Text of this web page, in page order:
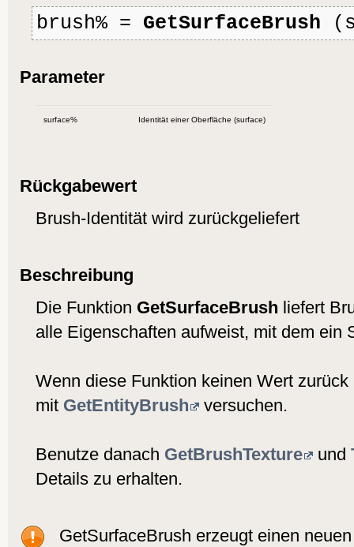
brush% = GetSurfaceBrush
Parameter
surface% Identität einer Oberfläche (surface)
Rückgabewert
Brush-Identität wird zurückgeliefert
Beschreibung
Die Funktion GetSurfaceBrush liefert
alle Eigenschaften aufweist, mit dem ein
Wenn diese Funktion keinen Wert
mit GetEntityBrush versuchen.
Benutze danach GetBrushTexture und
Details zu erhalten.
GetSurfaceBrush erzeugt einen